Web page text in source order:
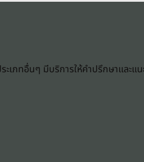
ภทอื่นๆ มีบริการให้คำปรึกษาและแ